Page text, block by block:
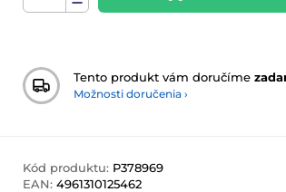
Tento produkt vám doručíme
Možnosti doručenia ›
Kód produktu: P378969
EAN: 4961310125462